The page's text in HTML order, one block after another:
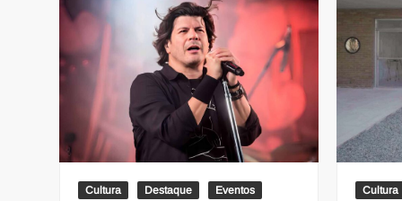
Contagem
Cultura Destaque Eventos Cultura